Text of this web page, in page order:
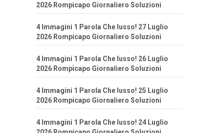
2026 Rompicapo Giornaliero Soluzioni
4 Immagini 1 Parola Che lusso! 27 Luglio
2026 Rompicapo Giornaliero Soluzioni
4 Immagini 1 Parola Che lusso! 26 Luglio
2026 Rompicapo Giornaliero Soluzioni
4 Immagini 1 Parola Che lusso! 25 Luglio
2026 Rompicapo Giornaliero Soluzioni
4 Immagini 1 Parola Che lusso! 24 Luglio